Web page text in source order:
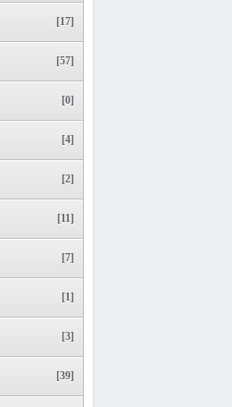
[17]
[57]
[0]
[4]
[2]
[11]
[7]
[1]
[3]
[39]